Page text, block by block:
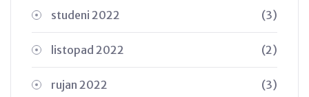
studeni 2022 (3)
listopad 2022 (2)
rujan 2022 (3)